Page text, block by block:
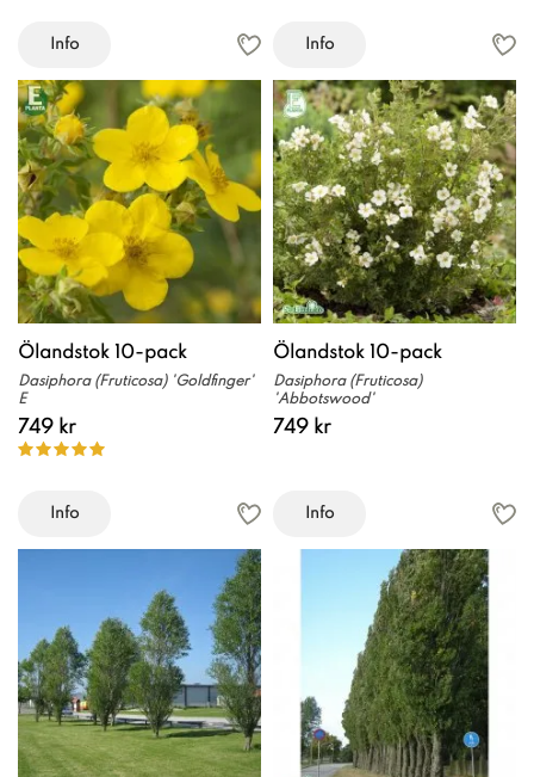
Info Info
Ölandstok 10-pack
Dasiphora (Fruticosa) 'Goldfinger'
E
749 kr
Info
Ölandstok 10-pack
Dasiphora (Fruticosa)
'Abbotswood'
749 kr
Info